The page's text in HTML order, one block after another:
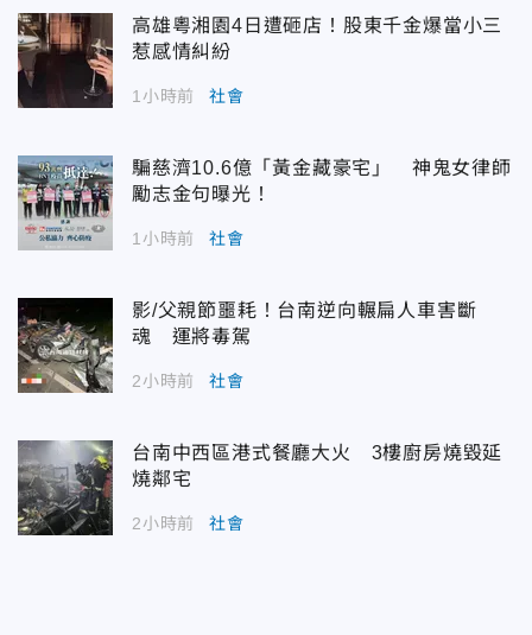
高雄粵湘園4日遭砸店！股東千金爆當小三
惹感情糾紛
1小時前 社會
騙慈濟10.6億「黃金藏豪宅」 神鬼女律師
勵志金句曝光！
1小時前 社會
影/父親節噩耗！台南逆向輾扁人車害斷
魂 運將毒駕
2小時前 社會
台南中西區港式餐廳大火 3樓廚房燒毀延
燒鄰宅
2小時前 社會